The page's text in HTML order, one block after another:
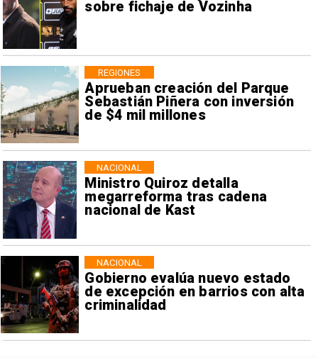
sobre fichaje de Vozinha
Aprueban creación del Parque
Sebastián Piñera con inversión
de $4 mil millones
REGIONES
Ministro Quiroz detalla
megarreforma tras cadena
nacional de Kast
NACIONAL
Gobierno evalúa nuevo estado
de excepción en barrios con alta
criminalidad
NACIONAL